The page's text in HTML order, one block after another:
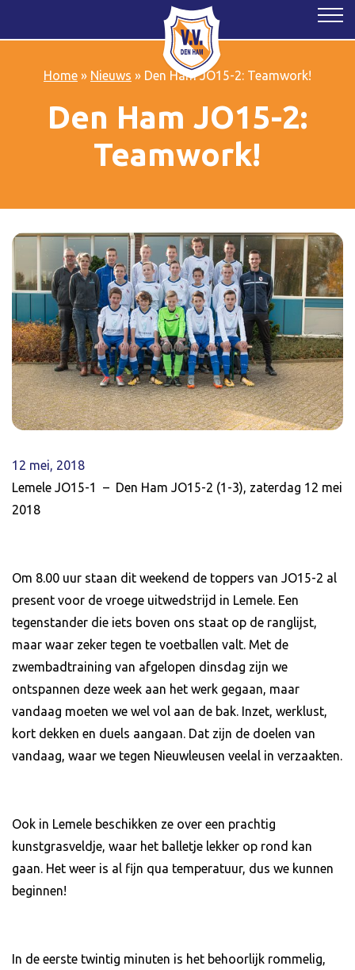
Home» Nieuws » Den Ham JO15-2: Teamwork!
Den Ham JO15-2:
Teamwork!
12 mei, 2018
Lemele JO15-1 – Den Ham JO15-2 (1-3), zaterdag 12 mei
2018
Om 8.00 uur staan dit weekend de toppers van JO15-2 al
present voor de vroege uitwedstrijd in Lemele. Een
tegenstander die iets boven ons staat op de ranglijst,
maar waar zeker tegen te voetballen valt. Met de
zwembadtraining van afgelopen dinsdag zijn we
ontspannen deze week aan het werk gegaan, maar
vandaag moeten we wel vol aan de bak. Inzet, werklust,
kort dekken en duels aangaan. Dat zijn de doelen van
vandaag, waar we tegen Nieuwleusen veelal in verzaakten.
Ook in Lemele beschikken ze over een prachtig
kunstgrasveldje, waar het balletje lekker op rond kan
gaan. Het weer is al fijn qua temperatuur, dus we kunnen
beginnen!
In de eerste twintig minuten is het behoorlijk rommelig,